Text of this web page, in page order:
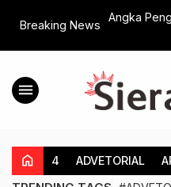
Breaking News
Emirat Arab untuk
Sumatera
Angka
Banyak
menu
home 4 ADVETORIAL